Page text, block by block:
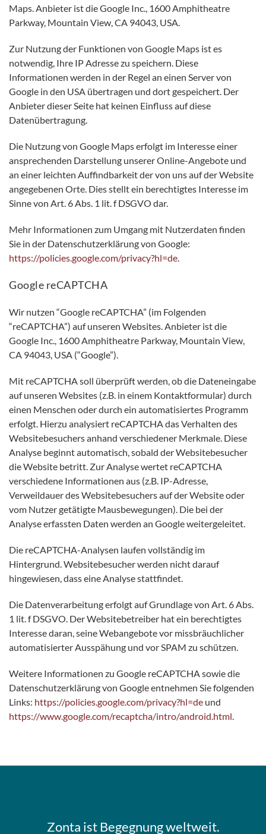
Maps. Anbieter ist die Google Inc., 1600 Amphitheatre
Parkway, Mountain View, CA 94043, USA.
Zur Nutzung der Funktionen von Google Maps ist es
notwendig, Ihre IP Adresse zu speichern. Diese
Informationen werden in der Regel an einen Server von
Google in den USA übertragen und dort gespeichert. Der
Anbieter dieser Seite hat keinen Einfluss auf diese
Datenübertragung.
Die Nutzung von Google Maps erfolgt im Interesse einer
ansprechenden Darstellung unserer Online-Angebote und
an einer leichten Auffindbarkeit der von uns auf der Website
angegebenen Orte. Dies stellt ein berechtigtes Interesse im
Sinne von Art. 6 Abs. 1 lit. f DSGVO dar.
Mehr Informationen zum Umgang mit Nutzerdaten finden
Sie in der Datenschutzerklärung von Google:
https://policies.google.com/privacy?hl=de.
Google reCAPTCHA
Wir nutzen “Google reCAPTCHA” (im Folgenden
“reCAPTCHA”) auf unseren Websites. Anbieter ist die
Google Inc., 1600 Amphitheatre Parkway, Mountain View,
CA 94043, USA (“Google”).
Mit reCAPTCHA soll überprüft werden, ob die Dateneingabe
auf unseren Websites (z.B. in einem Kontaktformular) durch
einen Menschen oder durch ein automatisiertes Programm
erfolgt. Hierzu analysiert reCAPTCHA das Verhalten des
Websitebesuchers anhand verschiedener Merkmale. Diese
Analyse beginnt automatisch, sobald der Websitebesucher
die Website betritt. Zur Analyse wertet reCAPTCHA
verschiedene Informationen aus (z.B. IP-Adresse,
Verweildauer des Websitebesuchers auf der Website oder
vom Nutzer getätigte Mausbewegungen). Die bei der
Analyse erfassten Daten werden an Google weitergeleitet.
Die reCAPTCHA-Analysen laufen vollständig im
Hintergrund. Websitebesucher werden nicht darauf
hingewiesen, dass eine Analyse stattfindet.
Die Datenverarbeitung erfolgt auf Grundlage von Art. 6 Abs.
1 lit. f DSGVO. Der Websitebetreiber hat ein berechtigtes
Interesse daran, seine Webangebote vor missbräuchlicher
automatisierter Ausspähung und vor SPAM zu schützen.
Weitere Informationen zu Google reCAPTCHA sowie die
Datenschutzerklärung von Google entnehmen Sie folgenden
Links: https://policies.google.com/privacy?hl=de und
https://www.google.com/recaptcha/intro/android.html.
Zonta ist Begegnung weltweit.